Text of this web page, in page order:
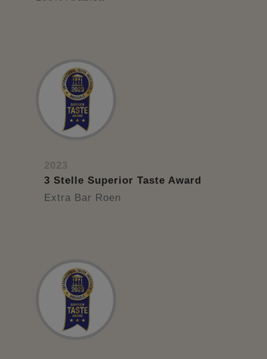
2023
3 Stelle Superior Taste Award
Extra Bar Roen